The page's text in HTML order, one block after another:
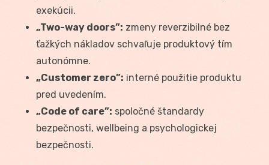
exekúcii.
„Two-way doors”: zmeny reverzibilné bez
ťažkých nákladov schvaľuje produktový tím
autonómne.
„Customer zero”: interné použitie produktu
pred uvedením.
„Code of care”: spoločné štandardy
bezpečnosti, wellbeing a psychologickej
bezpečnosti.